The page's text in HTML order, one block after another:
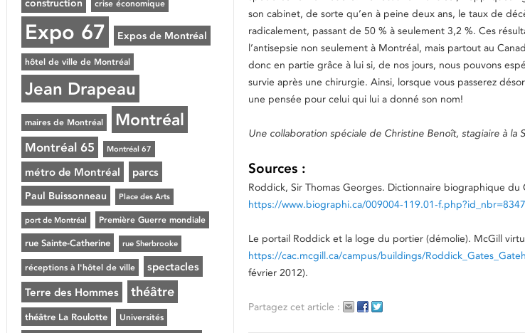
son cabinet, de sorte qu’en à peine deux ans, le taux de
radicalement, passant de 50 % à seulement 3,2 %. Ces
l’antisepsie non seulement à Montréal, mais partout au
donc en partie grâce à lui si, de nos jours, nous pouvons
survie après une chirurgie. Ainsi, lorsque vous passerez
une pensée pour celui qui lui a donné son nom!
Une collaboration spéciale de Christine Benoît, stagiaire à la
Sources :
Roddick, Sir Thomas Georges. Dictionnaire biographique du
https://www.biographi.ca/009004-119.01-f.php?id_nbr=8347
Le portail Roddick et la loge du portier (démolie). McGill
https://cac.mcgill.ca/campus/buildings/
février 2012).
Partagez cet article :
construction crise économique
Expo 67 Expos de Montréal
hôtel de ville de Montréal
Jean Drapeau
maires de Montréal Montréal
Montréal 65 Montréal 67
métro de Montréal parcs
Paul Buissonneau Place des Arts
port de Montréal Première Guerre mondiale
rue Sainte-Catherine rue Sherbrooke
réceptions à l'hôtel de ville
spectacles
Terre des Hommes
théâtre
théâtre La Roulotte Universités